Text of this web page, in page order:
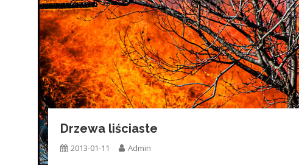
Drzewa liściaste
2013-01-11 Admin